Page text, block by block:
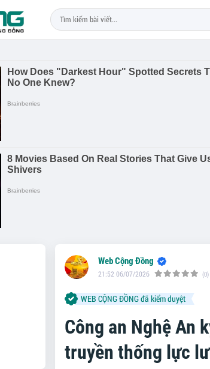
Công an Nghệ An
truyền thống lực
Web Cộng Đồng
21:52 06/07/2026 (0)
WEB CỘNG ĐỒNG đã kiểm duyệt